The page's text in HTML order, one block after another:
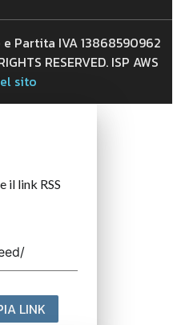
Partita IVA 13868590962
RESERVED. ISP AWS
sito
il link RSS
LINK